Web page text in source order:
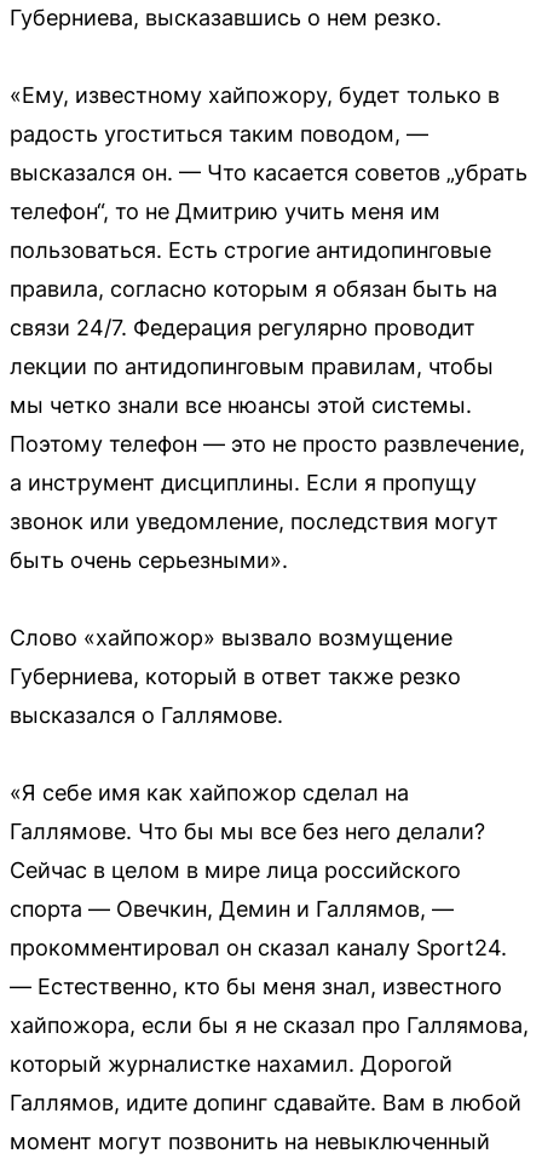
Губерниева, высказавшись о нем резко.
«Ему, известному хайпожору, будет только в
радость угоститься таким поводом, —
высказался он. — Что касается советов „убрать
телефон“, то не Дмитрию учить меня им
пользоваться. Есть строгие антидопинговые
правила, согласно которым я обязан быть на
связи 24/7. Федерация регулярно проводит
лекции по антидопинговым правилам, чтобы
мы четко знали все нюансы этой системы.
Поэтому телефон — это не просто развлечение,
а инструмент дисциплины. Если я пропущу
звонок или уведомление, последствия могут
быть очень серьезными».
Слово «хайпожор» вызвало возмущение
Губерниева, который в ответ также резко
высказался о Галлямове.
«Я себе имя как хайпожор сделал на
Галлямове. Что бы мы все без него делали?
Сейчас в целом в мире лица российского
спорта — Овечкин, Демин и Галлямов, —
прокомментировал он сказал каналу Sport24.
— Естественно, кто бы меня знал, известного
хайпожора, если бы я не сказал про Галлямова,
который журналистке нахамил. Дорогой
Галлямов, идите допинг сдавайте. Вам в любой
момент могут позвонить на невыключенный